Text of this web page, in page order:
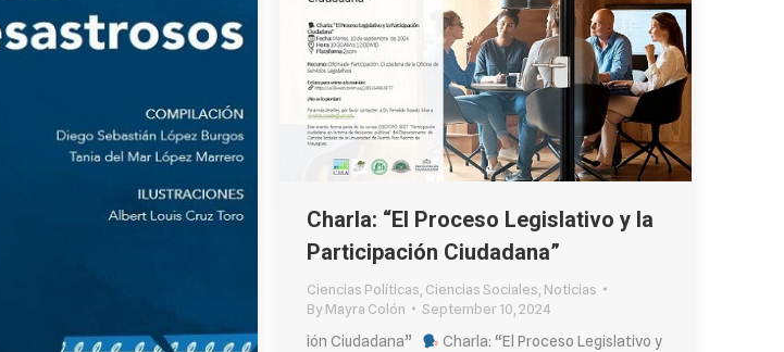
Charla: “El Proceso Legislativo y la
Participación Ciudadana”
Ciencias Políticas, Ciencias Sociales, Noticias
ByMayra Colón
September 10, 2024
ión Ciudadana”
Charla: “El Proceso Legislativo y